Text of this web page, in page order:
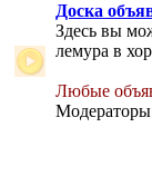
Доска
Здесь вы
лемура в
Любые